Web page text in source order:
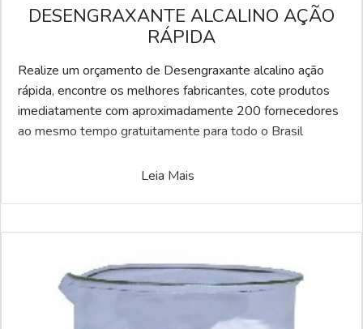
DESENGRAXANTE ALCALINO AÇÃO
RÁPIDA
Realize um orçamento de Desengraxante alcalino ação
rápida, encontre os melhores fabricantes, cote produtos
imediatamente com aproximadamente 200 fornecedores
ao mesmo tempo gratuitamente para todo o Brasil
Leia Mais